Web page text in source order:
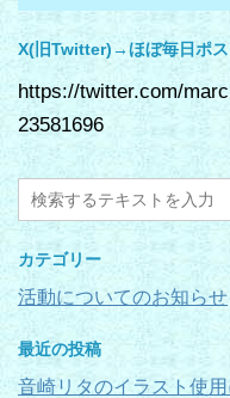
X(旧Twitter)→ほぼ毎日ポス
https://twitter.com/
23581696
カテゴリー
活動についてのお知らせ
最近の投稿
音崎リタのイラスト使